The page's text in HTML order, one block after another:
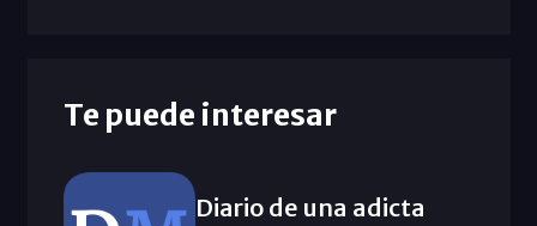
Te puede interesar
Diario de una adicta